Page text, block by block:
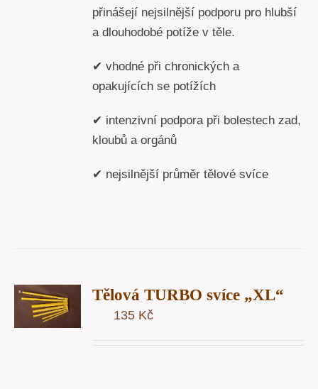
přinášejí nejsilnější podporu pro hlubší
a dlouhodobé potíže v těle.
✔ vhodné při chronických a
opakujících se potížích
✔ intenzivní podpora při bolestech zad,
kloubů a orgánů
✔ nejsilnější průměr tělové svíce
Tělová TURBO svíce „XL“
135 Kč